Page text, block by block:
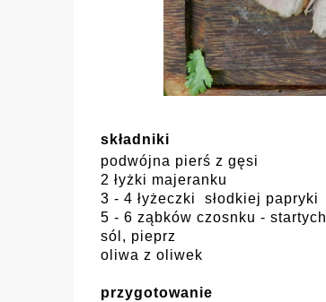
składniki
podwójna pierś z gęsi
2 łyżki majeranku
3 - 4 łyżeczki słodkiej papryki
5 - 6 ząbków czosnku - startych
sól, pieprz
oliwa z oliwek
przygotowanie